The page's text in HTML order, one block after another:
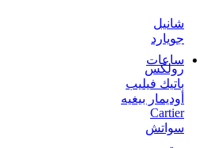
شانيل
جويارد
ساعات
رولكس
باتيك فيليب
أوديمار بيغيه
Cartier
سواتش